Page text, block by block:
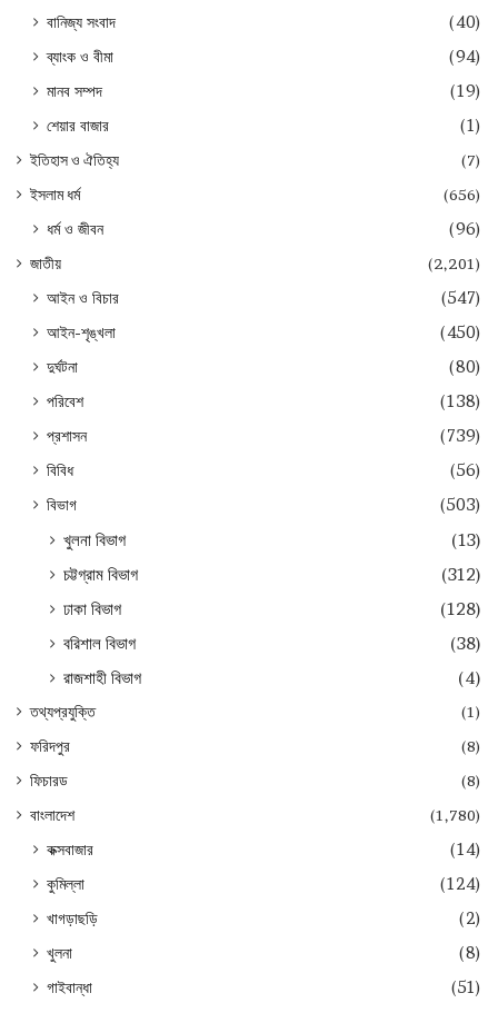
বানিজ্য সংবাদ
(40)
ব্যাংক ও বীমা
(94)
মানব সম্পদ
(19)
শেয়ার বাজার
(1)
ইতিহাস ও ঐতিহ্য
(7)
ইসলাম ধর্ম
(656)
ধর্ম ও জীবন (96)
জাতীয় (2,201)
আইন ও বিচার
(547)
আইন-শৃঙ্খলা
(450)
দুর্ঘটনা
(80)
পরিবেশ
(138)
প্রশাসন
(739)
বিবিধ
(56)
বিভাগ
(503)
খুলনা বিভাগ
(13)
চট্টগ্রাম বিভাগ
(312)
ঢাকা বিভাগ
(128)
বরিশাল বিভাগ
(38)
রাজশাহী বিভাগ
(4)
তথ্যপ্রযুক্তি
(1)
ফরিদপুর
(8)
ফিচারড
(8)
বাংলাদেশ
(1,780)
কক্সবাজার
(14)
কুমিল্লা
(124)
খাগড়াছড়ি
(2)
খুলনা
(8)
গাইবান্ধা
(51)